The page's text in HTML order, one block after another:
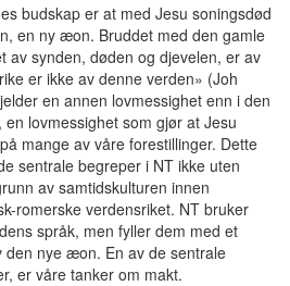
budskap er at med Jesu soningsdød
en ny æon. Bruddet med den gamle
av synden, døden og djevelen, er av
er ikke av denne verden» (Joh
en annen lovmessighet enn i den
lovmessighet som gjør at Jesu
mange av våre forestillinger. Dette
sentrale begreper i NT ikke uten
av samtidskulturen innen
romerske verdensriket. NT bruker
språk, men fyller dem med et
den nye æon. En av de sentrale
er våre tanker om makt.